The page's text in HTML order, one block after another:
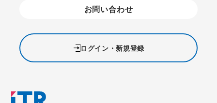
お問い合わせ
ログイン・新規登録